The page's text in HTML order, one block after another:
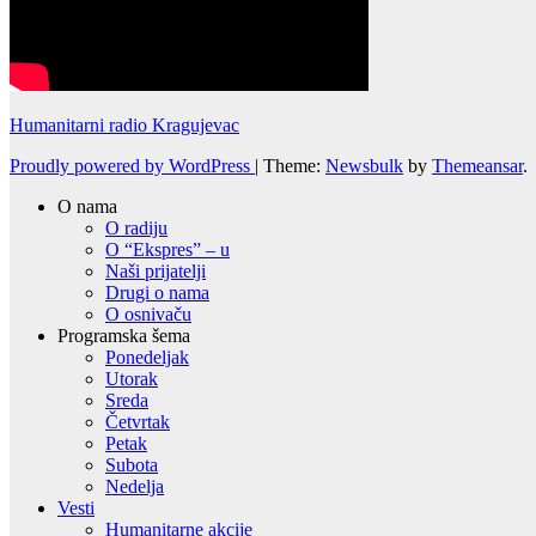
Humanitarni radio Kragujevac
Proudly powered by WordPress | Theme: Newsbulk by Themeansar.
O nama
O radiju
O “Ekspres” – u
Naši prijatelji
Drugi o nama
O osnivaču
Programska šema
Ponedeljak
Utorak
Sreda
Četvrtak
Petak
Subota
Nedelja
Vesti
Humanitarne akcije